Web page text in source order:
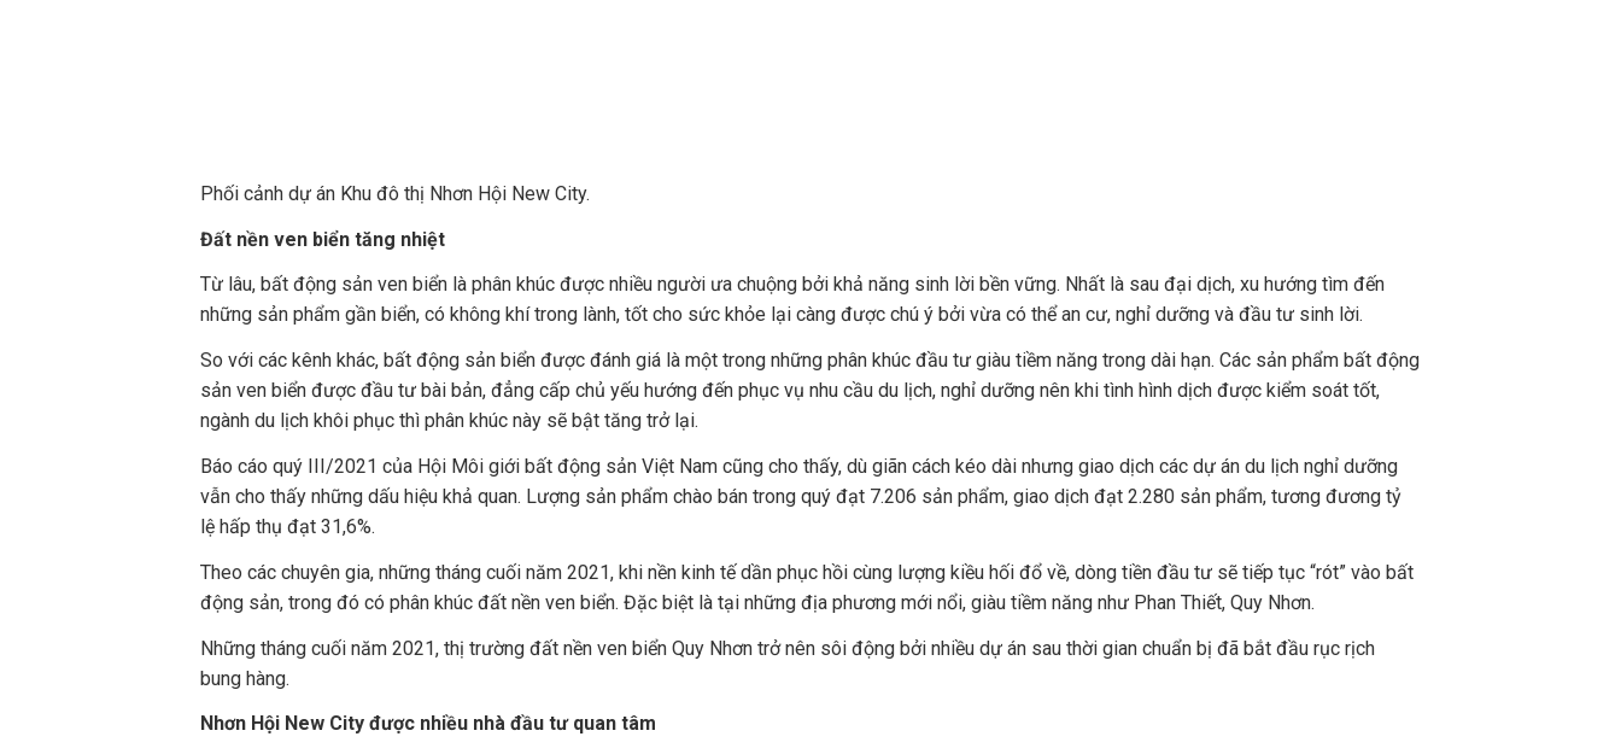
Phối cảnh dự án Khu đô thị Nhơn Hội New City.
Đất nền ven biển tăng nhiệt
Từ lâu, bất động sản ven biển là phân khúc được nhiều người ưa chuộng bởi khả năng sinh lời bền vững. Nhất là sau đại dịch, xu hướng tìm đến
những sản phẩm gần biển, có không khí trong lành, tốt cho sức khỏe lại càng được chú ý bởi vừa có thể an cư, nghỉ dưỡng và đầu tư sinh lời.
So với các kênh khác, bất động sản biển được đánh giá là một trong những phân khúc đầu tư giàu tiềm năng trong dài hạn. Các sản phẩm bất động
sản ven biển được đầu tư bài bản, đẳng cấp chủ yếu hướng đến phục vụ nhu cầu du lịch, nghỉ dưỡng nên khi tình hình dịch được kiểm soát tốt,
ngành du lịch khôi phục thì phân khúc này sẽ bật tăng trở lại.
Báo cáo quý III/2021 của Hội Môi giới bất động sản Việt Nam cũng cho thấy, dù giãn cách kéo dài nhưng giao dịch các dự án du lịch nghỉ dưỡng
vẫn cho thấy những dấu hiệu khả quan. Lượng sản phẩm chào bán trong quý đạt 7.206 sản phẩm, giao dịch đạt 2.280 sản phẩm, tương đương tỷ
lệ hấp thụ đạt 31,6%.
Theo các chuyên gia, những tháng cuối năm 2021, khi nền kinh tế dần phục hồi cùng lượng kiều hối đổ về, dòng tiền đầu tư sẽ tiếp tục “rót” vào bất
động sản, trong đó có phân khúc đất nền ven biển. Đặc biệt là tại những địa phương mới nổi, giàu tiềm năng như Phan Thiết, Quy Nhơn.
Những tháng cuối năm 2021, thị trường đất nền ven biển Quy Nhơn trở nên sôi động bởi nhiều dự án sau thời gian chuẩn bị đã bắt đầu rục rịch
bung hàng.
Nhơn Hội New City được nhiều nhà đầu tư quan tâm